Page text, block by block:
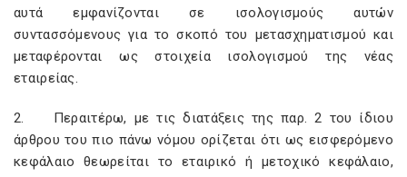
αυτά εμφανίζονται σε ισολογισμούς αυτών
συντασσόμενους για το σκοπό του μετασχηματισμού και
μεταφέρονται ως στοιχεία ισολογισμού της νέας
εταιρείας.
2. Περαιτέρω, με τις διατάξεις της παρ. 2 του ίδιου
άρθρου του πιο πάνω νόμου ορίζεται ότι ως εισφερόμενο
κεφάλαιο θεωρείται το εταιρικό ή μετοχικό κεφάλαιο,